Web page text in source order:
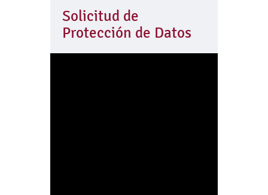
Solicitud de
Protección de Datos